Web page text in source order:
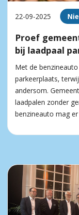
22-09-2025
Proef
bij laadpaal
Met de
parkeerplaats,
andersom.
laadpalen zonder
benzineauto mag